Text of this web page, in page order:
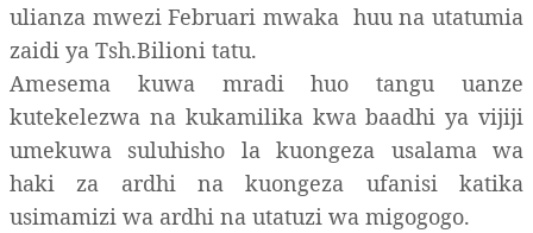
ulianza mwezi Februari mwaka huu na utatumia
zaidi ya Tsh.Bilioni tatu.
Amesema kuwa mradi huo tangu uanze
kutekelezwa na kukamilika kwa baadhi ya vijiji
umekuwa suluhisho la kuongeza usalama wa
haki za ardhi na kuongeza ufanisi katika
usimamizi wa ardhi na utatuzi wa migogogo.